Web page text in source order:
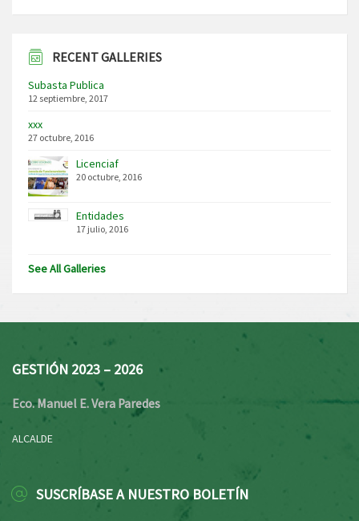
RECENT GALLERIES
Subasta Publica
12 septiembre, 2017
xxx
27 octubre, 2016
Licenciaf
20 octubre, 2016
Entidades
17 julio, 2016
See All Galleries
GESTIÓN 2023 – 2026
Eco. Manuel E. Vera Paredes
ALCALDE
SUSCRÍBASE A NUESTRO BOLETÍN